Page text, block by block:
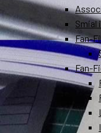
Smial
Fan-
Fan-